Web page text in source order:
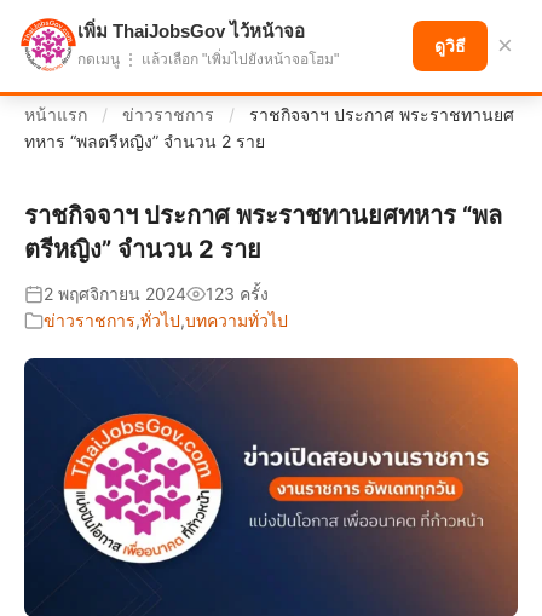
แบ่งปันโอกาส เพื่ออนาคตที่ก้าวหน้า
หน้าแรก / ข่าวราชการ /
ราชกิจจาฯ ประกาศ พระราชทานยศ
ทหาร “พลตรีหญิง” จำนวน 2 ราย
ราชกิจจาฯ ประกาศ พระราชทานยศทหาร “พล
ตรีหญิง” จำนวน 2 ราย
2 พฤศจิกายน 2024
123 ครั้ง
ข่าวราชการ,ทั่วไป,บทความทั่วไป
เพิ่ม ThaiJobsGov ไว้หน้าจอ
กดเมนู ⋮ แล้วเลือก "เพิ่มไปยังหน้าจอโฮม"
ดูวิธี ×